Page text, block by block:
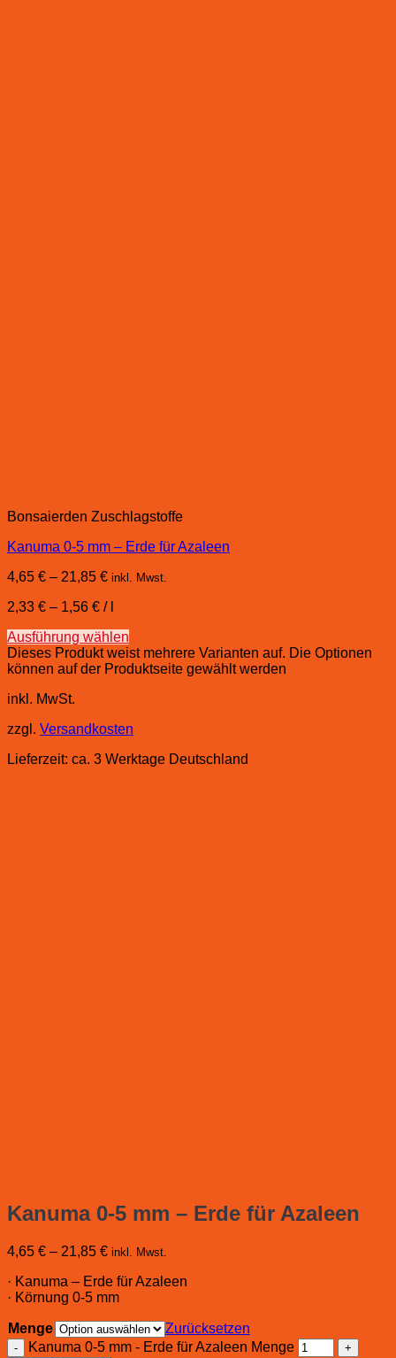
Bonsaierden Zuschlagstoffe
Kanuma 0-5 mm – Erde für Azaleen
4,65 € – 21,85 € inkl. Mwst.
2,33 € – 1,56 € /
Ausführung wählen
Dieses Produkt weist mehrere Varianten auf. Die Optionen
können auf der Produktseite gewählt werden
inkl. MwSt.
zzgl. Versandkosten
Lieferzeit: ca. 3 Werktage Deutschland
Kanuma 0-5 mm – Erde für Azaleen
4,65 € – 21,85 € inkl. Mwst.
· Kanuma – Erde für Azaleen
· Körnung 0-5 mm
Menge
Zurücksetzen
Kanuma 0-5 mm - Erde für Azaleen Menge